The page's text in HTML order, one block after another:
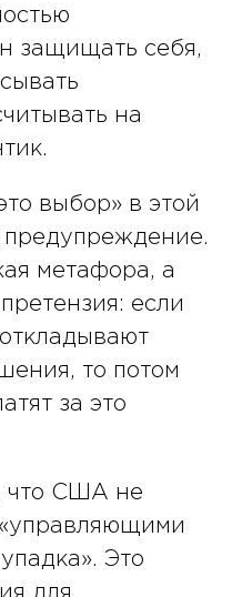
защищать себя,
на
выбор» в этой
предупреждение.
метафора, а
если
то потом
за это
что США не
Это